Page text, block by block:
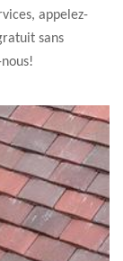
appelez-
sans